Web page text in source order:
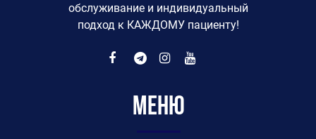
обслуживание и индивидуальный
подход к КАЖДОМУ пациенту!
Меню